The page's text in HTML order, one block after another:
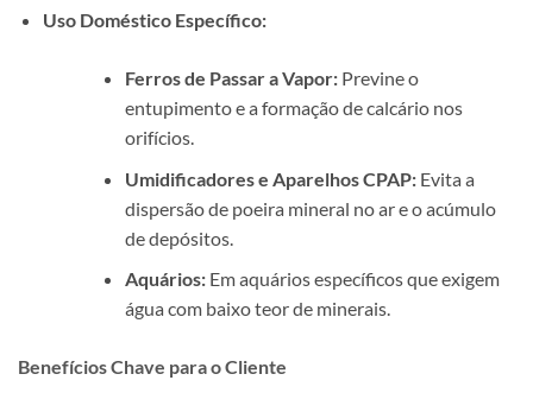
Uso Doméstico Específico:
Ferros de Passar a Vapor:Previne o
entupimento e a formação de calcário nos
orifícios.
Umidificadores e Aparelhos CPAP:Evita a
dispersão de poeira mineral no ar e o acúmulo
de depósitos.
Aquários:Em aquários específicos que exigem
água com baixo teor de minerais.
Benefícios Chave para o Cliente